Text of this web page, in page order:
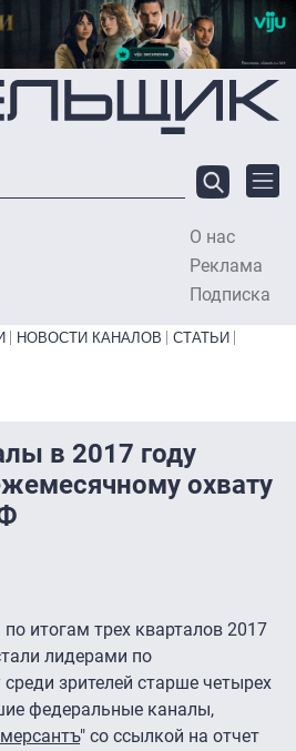
О нас
Реклама
Подписка
НОВОСТИ КАНАЛОВ
СТАТЬИ
в 2017 году
охвату
итогам трех кварталов 2017
лидерами по
зрителей старше четырех
федеральные каналы,
" со ссылкой на отчет